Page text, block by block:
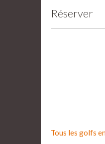
Réserver
Tous les golfs